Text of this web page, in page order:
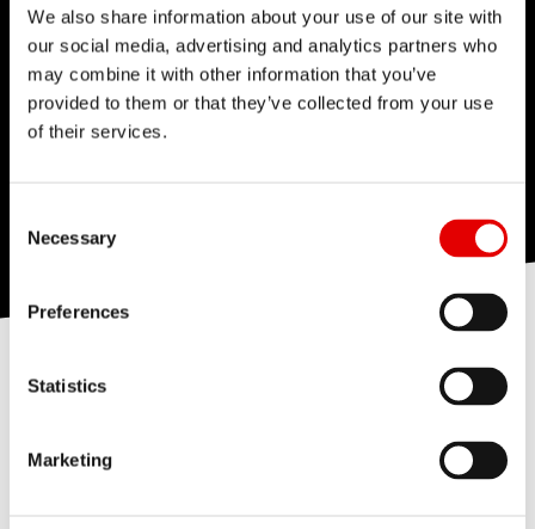
We also share information about your use of our site with
our social media, advertising and analytics partners who
may combine it with other information that you’ve
provided to them or that they’ve collected from your use
of their services.
Necessary
Preferences
Statistics
Marketing
同为自行车骑士，我们了解有时事情并不总是按计划进行。
能会对产品造成损坏，导致功能受损甚至无法再安全使用。
为了确保您可以继续骑行，我们为 DT Swiss 碳纤维轮组及碳